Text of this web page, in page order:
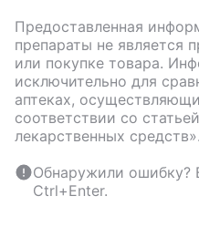
Предоставленная
препараты не является
или покупке товара.
исключительно для
аптеках,
соответствии со
лекарственных средств».
Обнаружили ошибку?
Ctrl+Enter.